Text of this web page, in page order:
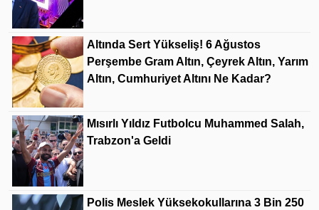
Altında Sert Yükseliş! 6 Ağustos
Perşembe Gram Altın, Çeyrek Altın, Yarım
Altın, Cumhuriyet Altını Ne Kadar?
Mısırlı Yıldız Futbolcu Muhammed Salah,
Trabzon'a Geldi
Polis Meslek Yüksekokullarına 3 Bin 250